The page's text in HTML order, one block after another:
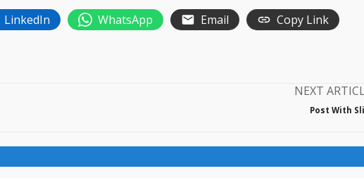
LinkedIn WhatsApp Email
Copy Link
NEXT
Post With